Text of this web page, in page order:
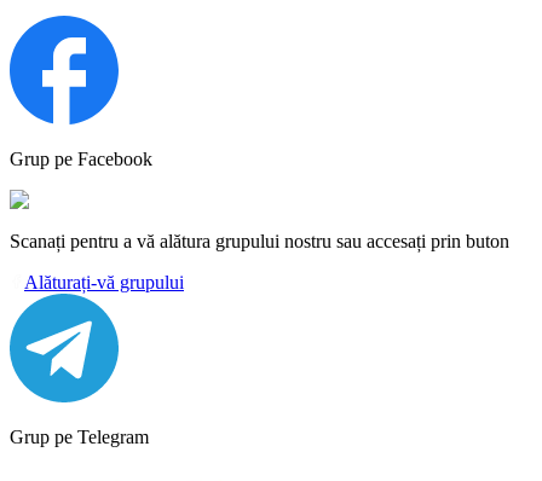
Grup pe Facebook
Scanați pentru a vă alătura grupului nostru sau accesați prin buton
Alăturați-vă grupului
Grup pe Telegram